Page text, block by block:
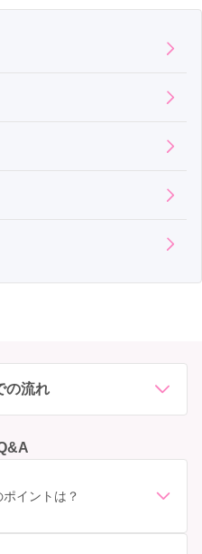
の流れ
イントは？